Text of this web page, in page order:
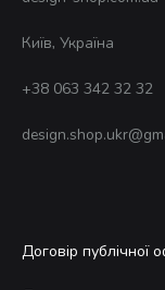
Київ, Україна
+38 063 342 32 32
Договір публічної